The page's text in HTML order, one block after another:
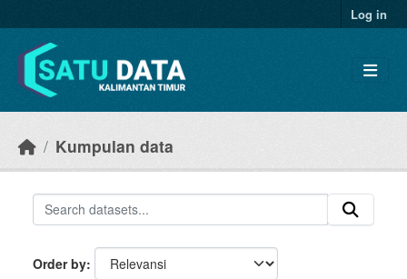
Log in
Kumpulan data
Order by